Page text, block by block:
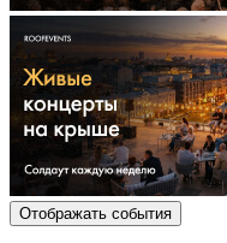
Отображать события